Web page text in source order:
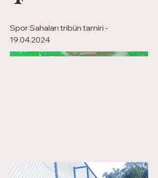
Spor Sahaları tribün tamiri -
19.04.2024